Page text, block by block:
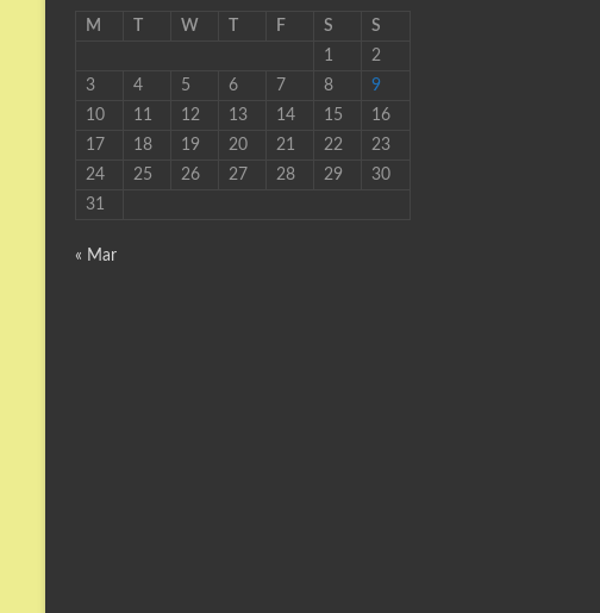
M W F S
S
1
2
3
4 5 6 7 8
9
10
11 12 13 14 15
16
17
18 19 20 21 22
23
24
25 26 27 28 29
30
31
« Mar